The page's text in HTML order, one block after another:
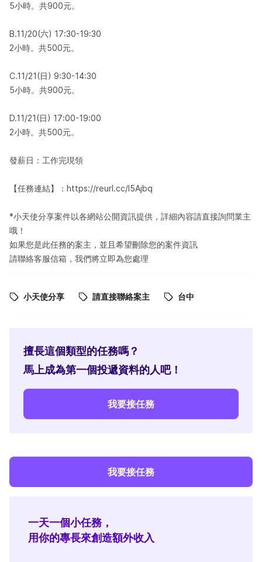
5小時。共900元。
B.11/20(六) 17:30-19:30
2小時。共500元。
C.11/21(日) 9:30-14:30
5小時。共900元。
D.11/21(日) 17:00-19:00
2小時。共500元。
發薪日：工作完現領
【任務連結】：https://reurl.cc/l5Ajbq
*小天使分享案件以各網站公開資訊提供，詳細內容請直接詢問業主
哦！
如果您是此任務的案主，並且希望刪除您的案件資訊
請聯絡客服信箱，我們將立即為您處理
小天使分享 請直接聯絡案主 台中
擅長這個類型的任務嗎？
馬上成為第一個投遞資料的人吧！
我要接任務
我要接任務
一天一個小任務，
用你的專長來創造額外收入